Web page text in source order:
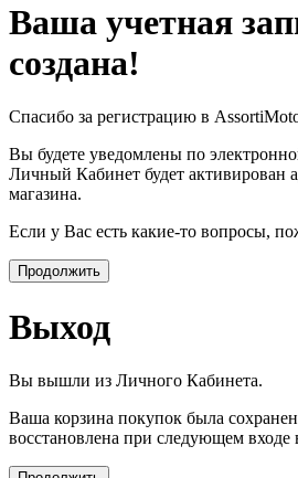
Ваша учетная
создана!
Спасибо за регистрацию в
Вы будете уведомлены по
Личный Кабинет будет активирован
магазина.
Если у Вас есть какие-то вопросы,
Продолжить
Выход
Вы вышли из Личного Кабинета.
Ваша корзина покупок была
восстановлена при следующем